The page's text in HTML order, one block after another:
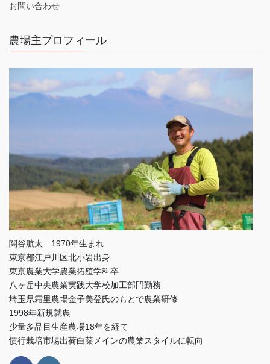
お問い合わせ
農場主プロフィール
関谷航太 1970年生まれ
東京都江戸川区北小岩出身
東京農業大学農業拓殖学科卒
八ヶ岳中央農業実践大学校加工部門勤務
埼玉県霜里農場金子美登氏のもとで農業研修
1998年新規就農
少量多品目生産農場18年を経て
慣行栽培市場出荷白菜メインの農業スタイルに転向